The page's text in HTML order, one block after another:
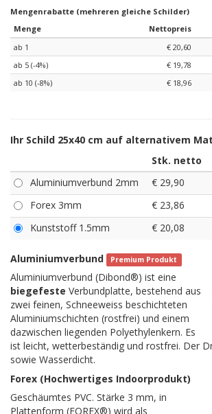
Mengenrabatte (mehreren gleiche Schilder)
Menge
Nettopreis
ab 1
€ 20,60
ab 5 (-4%)
€ 19,78
ab 10 (-8%)
€ 18,96
Ihr Schild 25x40 cm auf alternativem
Stk. netto
Aluminiumverbund 2mm
€ 29,90
Forex 3mm
€ 23,86
Kunststoff 1.5mm
€ 20,08
Aluminiumverbund Premium Produkt
Aluminiumverbund (Dibond®) ist eine
biegefeste Verbundplatte, bestehend aus
zwei feinen, Schneeweiss beschichteten
Aluminiumschichten (rostfrei) und einem
dazwischen liegenden Polyethylenkern. Es
ist leicht, wetterbeständig und rostfrei. Der
sowie Wasserdicht.
Forex (Hochwertiges Indoorprodukt)
Geschäumtes PVC. Stärke 3 mm, in
Plattenform (FOREX®) wird als